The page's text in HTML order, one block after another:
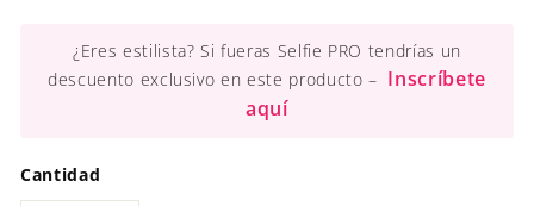
¿Eres estilista? Si fueras Selfie PRO tendrías un
descuento exclusivo en este producto – Inscríbete
aquí
Cantidad